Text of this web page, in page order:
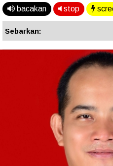
bacakan stop
Sebarkan: